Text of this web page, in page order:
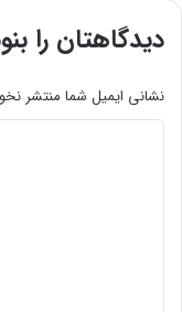
دیدگاهتان را
نشانی ایمیل شما منتشر